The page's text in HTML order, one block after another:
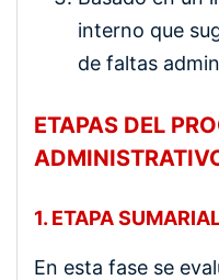
interno que
de faltas
ETAPAS DEL
1. ETAPA
En esta fase se